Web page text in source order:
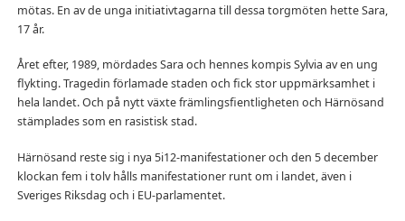
mötas. En av de unga initiativtagarna till dessa torgmöten hette Sara,
17 år.
Året efter, 1989, mördades Sara och hennes kompis Sylvia av en ung
flykting. Tragedin förlamade staden och fick stor uppmärksamhet i
hela landet. Och på nytt växte främlingsfientligheten och Härnösand
stämplades som en rasistisk stad.
Härnösand reste sig i nya 5i12-manifestationer och den 5 december
klockan fem i tolv hålls manifestationer runt om i landet, även i
Sveriges Riksdag och i EU-parlamentet.